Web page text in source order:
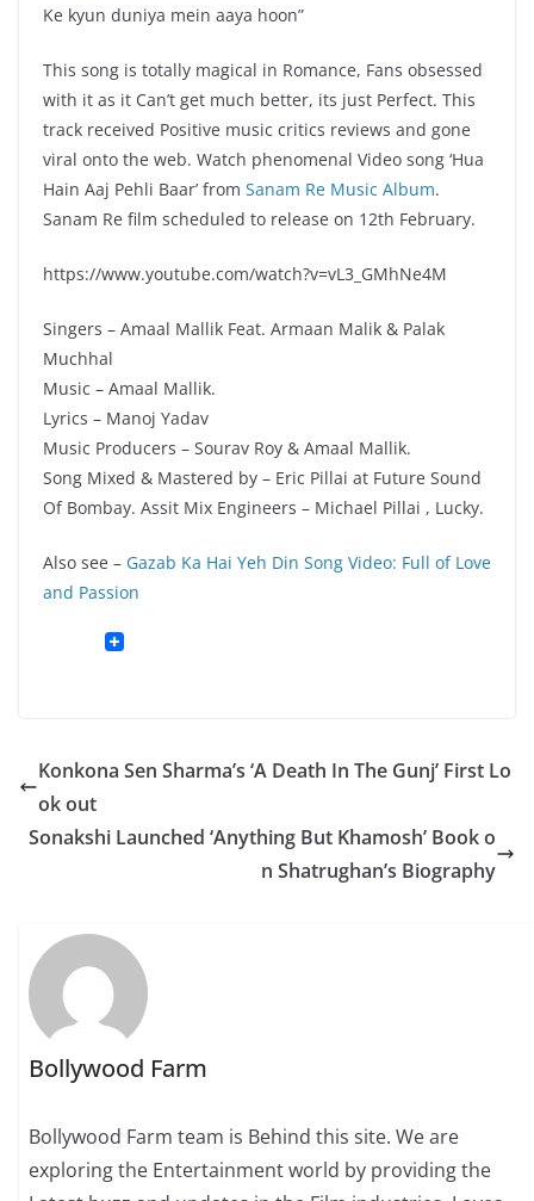
Ke kyun duniya mein aaya hoon”
This song is totally magical in Romance, Fans obsessed
with it as it Can’t get much better, its just Perfect. This
track received Positive music critics reviews and gone
viral onto the web. Watch phenomenal Video song ‘Hua
Hain Aaj Pehli Baar’ from Sanam Re Music Album.
Sanam Re film scheduled to release on 12th February.
https://www.youtube.com/watch?v=vL3_GMhNe4M
Singers – Amaal Mallik Feat. Armaan Malik & Palak
Muchhal
Music – Amaal Mallik.
Lyrics – Manoj Yadav
Music Producers – Sourav Roy & Amaal Mallik.
Song Mixed & Mastered by – Eric Pillai at Future Sound
Of Bombay. Assit Mix Engineers – Michael Pillai , Lucky.
Also see – Gazab Ka Hai Yeh Din Song Video: Full of Love
and Passion
Konkona Sen Sharma’s ‘A Death In The Gunj’ First Lo
ok out
Sonakshi Launched ‘Anything But Khamosh’ Book o
n Shatrughan’s Biography
Bollywood Farm
Bollywood Farm team is Behind this site. We are
exploring the Entertainment world by providing the